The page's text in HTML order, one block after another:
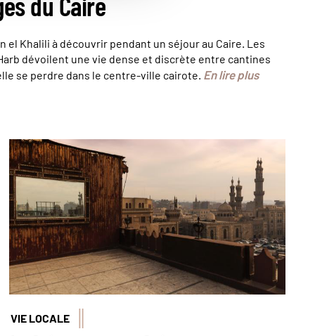
el Khalili à découvrir pendant un séjour au Caire. Les
dévoilent une vie dense et discrète entre cantines
se perdre dans le centre-ville cairote. En lire plus
© Doriana Dimitrova
VIE LOCALE